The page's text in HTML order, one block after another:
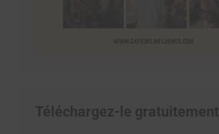
Téléchargez-le gratuitement